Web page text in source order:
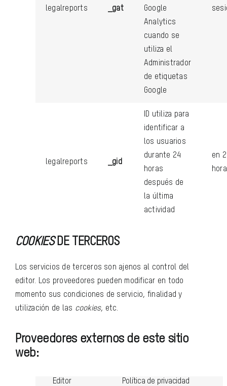
legalreports _gat
Google
Analytics
cuando se
utiliza el
Administrador
de etiquetas
Google
legalreports _gid
ID utiliza para
identificar a
los usuarios
durante 24
horas
después de
la última
actividad
en
COOKIES DE TERCEROS
Los servicios de terceros son ajenos al control del
editor. Los proveedores pueden modificar en todo
momento sus condiciones de servicio, finalidad y
utilización de las cookies, etc.
Proveedores externos de este sitio
web:
Editor Política de privacidad